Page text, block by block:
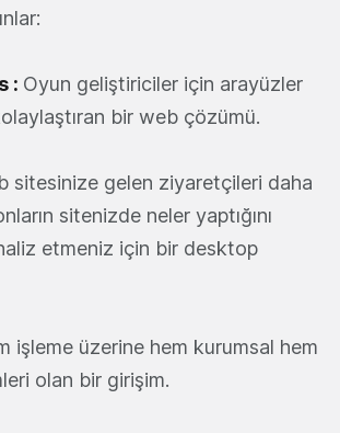
: Oyun geliştiriciler için arayüzler
bir web çözümü.
sitesinize gelen ziyaretçileri daha
sitenizde neler yaptığını
etmeniz için bir desktop
işleme üzerine hem kurumsal hem
olan bir girişim.